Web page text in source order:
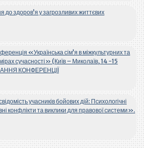
здоров’я у загрозливих життєвих
«Українська сім’я в міжкультурних та
сучасності» (Київ – Миколаїв, 14 -15
КОНФЕРЕНЦІЇ
учасників бойових дій: Психологічні
конфлікти та виклики для правової системи».